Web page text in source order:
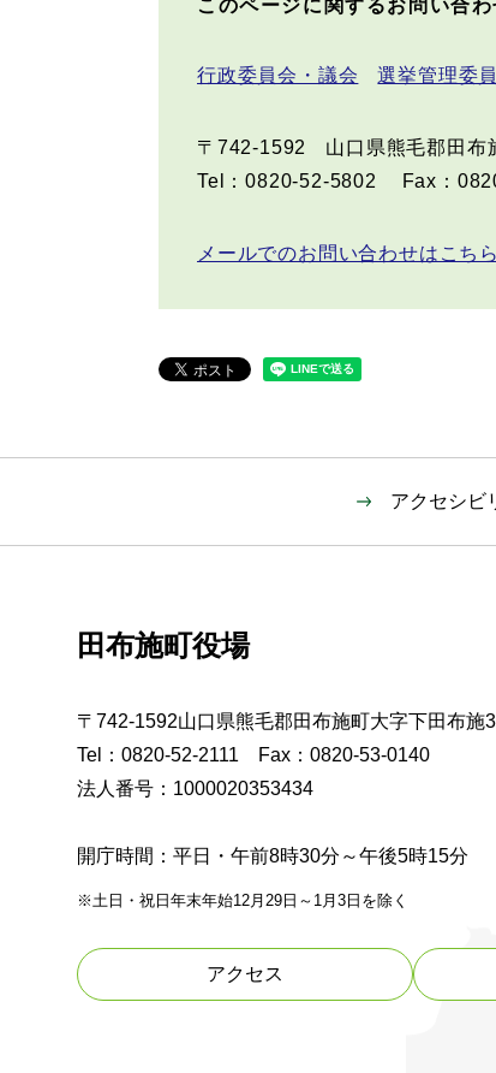
このページに関するお問い合
行政委員会・議会 選挙管理委
〒742-1592
山口県熊毛郡田布
Tel：0820-52-5802
Fax：
メールでのお問い合わせはこちら
アクセシビ
田布施町役場
〒742-1592山口県熊毛郡田布施町大字下田布施
Tel：0820-52-2111 Fax：0820-53-0140
法人番号：1000020353434
開庁時間：平日・午前8時30分～午後5時15分
※土日・祝日年末年始12月29日～1月3日を除く
アクセス